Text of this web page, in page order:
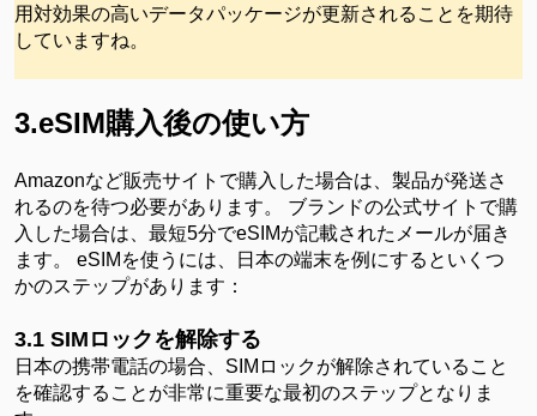
用対効果の高いデータパッケージが更新されることを期待
していますね。
3.eSIM購入後の使い方
Amazonなど販売サイトで購入した場合は、製品が発送さ
れるのを待つ必要があります。 ブランドの公式サイトで購
入した場合は、最短5分でeSIMが記載されたメールが届き
ます。 eSIMを使うには、日本の端末を例にするといくつ
かのステップがあります：
3.1 SIMロックを解除する
日本の携帯電話の場合、 SIMロックが解除されていること
を確認することが非常に重要な最初のステップとなりま